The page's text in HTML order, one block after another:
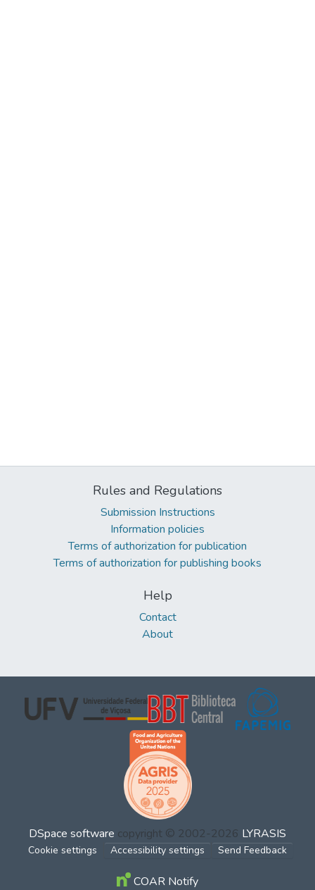
Rules and Regulations
Submission Instructions
Information policies
Terms of authorization for publication
Terms of authorization for publishing books
Help
Contact
About
DSpace software copyright © 2002-2026 LYRASIS
Cookie settings Accessibility settings Send Feedback
COAR Notify